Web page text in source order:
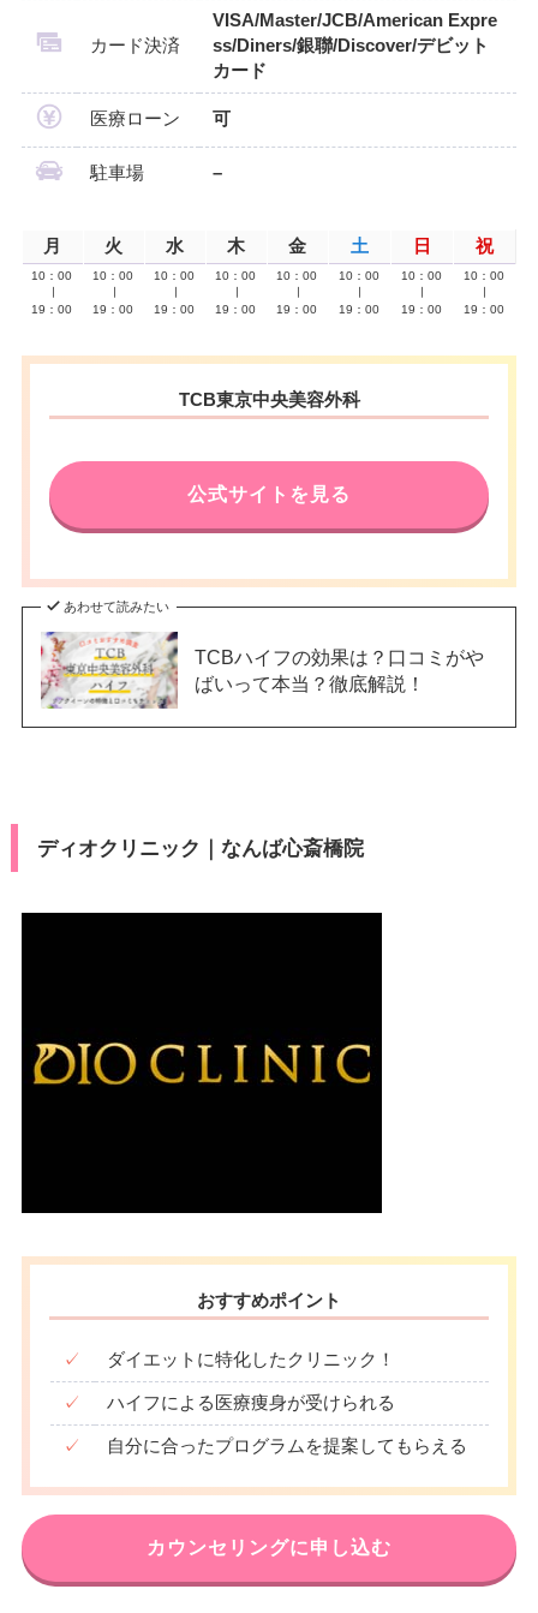
カード決済
VISA/Master/JCB/American Expre
ss/Diners/銀聯/Discover/デビット
カード
医療ローン 可
駐車場 –
月 火 水 木 金 土 日 祝
10：00
19：00
10：00
19：00
10：00
19：00
10：00
19：00
10：00
19：00
10：00
19：00
10：00
19：00
10：00
19：00
TCB東京中央美容外科
公式サイトを見る
あわせて読みたい
TCBハイフの効果は？口コミがや
ばいって本当？徹底解説！
ディオクリニック｜なんば心斎橋院
おすすめポイント
✓ ダイエットに特化したクリニック！
✓ ハイフによる医療痩身が受けられる
✓ 自分に合ったプログラムを提案してもらえる
カウンセリングに申し込む